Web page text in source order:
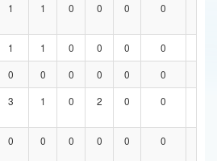
1 1 0 0 0 0
1 1 0 0 0 0
0 0 0 0 0 0
3 1 0 2 0 0
0 0 0 0 0 0